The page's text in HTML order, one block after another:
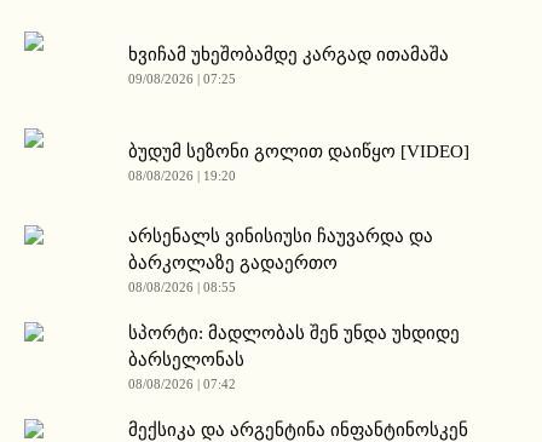
ხვიჩამ უხეშობამდე კარგად ითამაშა
09/08/2026 | 07:25
ბუდუმ სეზონი გოლით დაიწყო [VIDEO]
08/08/2026 | 19:20
არსენალს ვინისიუსი ჩაუვარდა და
ბარკოლაზე გადაერთო
08/08/2026 | 08:55
სპორტი: მადლობას შენ უნდა უხდიდე
ბარსელონას
08/08/2026 | 07:42
მექსიკა და არგენტინა ინფანტინოსკენ